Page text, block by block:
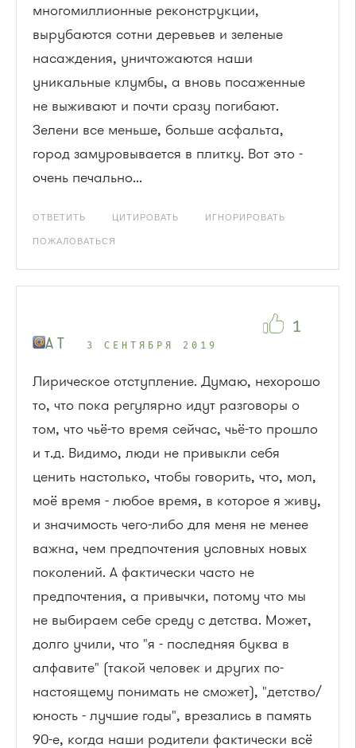
многомиллионные реконструкции,
вырубаются сотни деревьев и зеленые
насаждения, уничтожаются наши
уникальные клумбы, а вновь посаженные
не выживают и почти сразу погибают.
Зелени все меньше, больше асфальта,
город замуровывается в плитку. Вот это -
очень печально...
ОТВЕТИТЬ ЦИТИРОВАТЬ ИГНОРИРОВАТЬ
ПОЖАЛОВАТЬСЯ
A T 3 СЕНТЯБРЯ 2019
Лирическое отступление. Думаю, нехорошо
то, что пока регулярно идут разговоры о
том, что чьё-то время сейчас, чьё-то прошло
и т.д. Видимо, люди не привыкли себя
ценить настолько, чтобы говорить, что, мол,
моё время - любое время, в которое я живу,
и значимость чего-либо для меня не менее
важна, чем предпочтения условных новых
поколений. А фактически часто не
предпочтения, а привычки, потому что мы
не выбираем себе среду с детства. Может,
долго учили, что "я - последняя буква в
алфавите" (такой человек и других по-
настоящему понимать не сможет), "детство/
юность - лучшие годы", врезались в память
90-е, когда наши родители фактически всё
1